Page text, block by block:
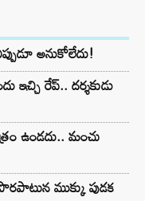
అనుకోలేదు!
ఇచ్చి రేప్.. దర్శకుడు
ఉండదు.. మంచు
ముక్కు పుడక